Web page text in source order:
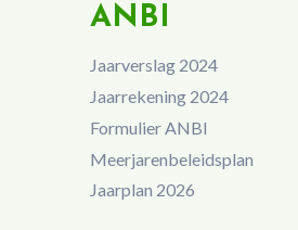
ANBI
Jaarverslag 2024
Jaarrekening 2024
Formulier ANBI
Meerjarenbeleidsplan
Jaarplan 2026